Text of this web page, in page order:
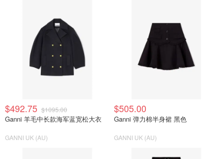
$492.75 $1095.00
Ganni 羊毛中长款海军蓝宽松大衣
GANNI UK (AU)
$505.00
Ganni 弹力棉半身裙 黑色
GANNI UK (AU)